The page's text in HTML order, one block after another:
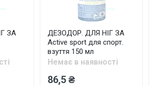
ЗА
ДЕЗОДОР. ДЛЯ НІГ ЗА
Active sport для спорт.
взуття 150 мл
Немає в наявності
86,5 ₴